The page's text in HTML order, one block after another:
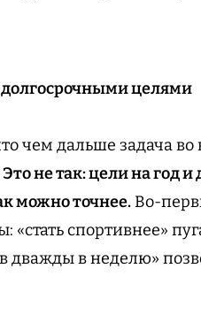
долгосрочными целями
чем дальше задача
Это не так: цели на год
можно точнее.Во-
«стать спортивнее»
дважды в неделю»